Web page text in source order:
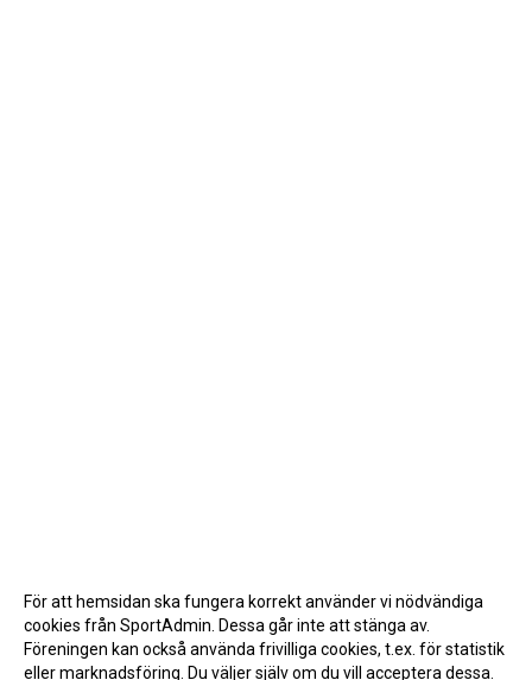
För att hemsidan ska fungera korrekt använder vi nödvändiga
cookies från SportAdmin. Dessa går inte att stänga av.
Föreningen kan också använda frivilliga cookies, t.ex. för statistik
eller marknadsföring. Du väljer själv om du vill acceptera dessa.